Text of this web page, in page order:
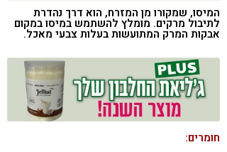
ניקוי רעלים
מזונות על
ילדים
תזונה וספורט
הפרעות קשב & ריכוז
אכילה רגשית
רגישות לגלוטן
טעים להכיר
טבעונות
המיסו, שמקורו מן המזרח, הוא דרך נהדרת
לתיבול מרקים. מומלץ להשתמש ‏במיסו במקום
אבקות המרק המתועשות בעלות צבעי מאכל.‏
חומרים: